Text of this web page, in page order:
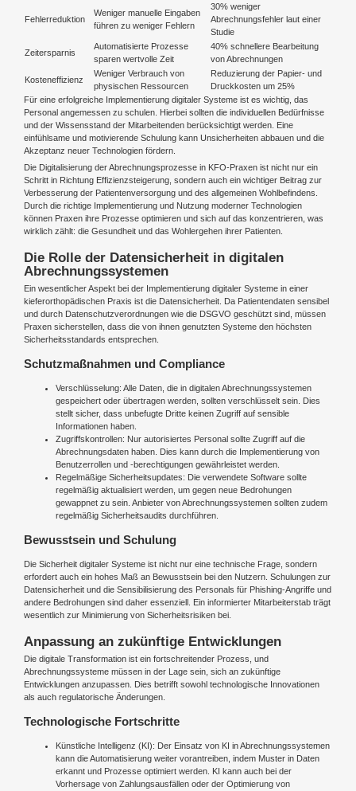
Fehlerreduktion
Weniger manuelle Eingaben
führen zu weniger Fehlern
30% weniger
Abrechnungsfehler laut einer
Studie
Zeitersparnis
Automatisierte Prozesse
sparen wertvolle Zeit
40% schnellere Bearbeitung
von Abrechnungen
Kosteneffizienz
Weniger Verbrauch von
physischen Ressourcen
Reduzierung der Papier- und
Druckkosten um 25%
Für eine erfolgreiche Implementierung digitaler Systeme ist es wichtig, das
Personal angemessen zu schulen. Hierbei sollten die individuellen Bedürfnisse
und der Wissensstand der Mitarbeitenden berücksichtigt werden. Eine
einfühlsame und motivierende Schulung kann Unsicherheiten abbauen und die
Akzeptanz neuer Technologien fördern.
Die Digitalisierung der Abrechnungsprozesse in KFO-Praxen ist nicht nur ein
Schritt in Richtung Effizienzsteigerung, sondern auch ein wichtiger Beitrag zur
Verbesserung der Patientenversorgung und des allgemeinen Wohlbefindens.
Durch die richtige Implementierung und Nutzung moderner Technologien
können Praxen ihre Prozesse optimieren und sich auf das konzentrieren, was
wirklich zählt: die Gesundheit und das Wohlergehen ihrer Patienten.
Die Rolle der Datensicherheit in digitalen
Abrechnungssystemen
Ein wesentlicher Aspekt bei der Implementierung digitaler Systeme in einer
kieferorthopädischen Praxis ist die Datensicherheit. Da Patientendaten sensibel
und durch Datenschutzverordnungen wie die DSGVO geschützt sind, müssen
Praxen sicherstellen, dass die von ihnen genutzten Systeme den höchsten
Sicherheitsstandards entsprechen.
Schutzmaßnahmen und Compliance
Verschlüsselung: Alle Daten, die in digitalen Abrechnungssystemen
gespeichert oder übertragen werden, sollten verschlüsselt sein. Dies
stellt sicher, dass unbefugte Dritte keinen Zugriff auf sensible
Informationen haben.
Zugriffskontrollen: Nur autorisiertes Personal sollte Zugriff auf die
Abrechnungsdaten haben. Dies kann durch die Implementierung von
Benutzerrollen und -berechtigungen gewährleistet werden.
Regelmäßige Sicherheitsupdates: Die verwendete Software sollte
regelmäßig aktualisiert werden, um gegen neue Bedrohungen
gewappnet zu sein. Anbieter von Abrechnungssystemen sollten zudem
regelmäßig Sicherheitsaudits durchführen.
Bewusstsein und Schulung
Die Sicherheit digitaler Systeme ist nicht nur eine technische Frage, sondern
erfordert auch ein hohes Maß an Bewusstsein bei den Nutzern. Schulungen zur
Datensicherheit und die Sensibilisierung des Personals für Phishing-Angriffe und
andere Bedrohungen sind daher essenziell. Ein informierter Mitarbeiterstab trägt
wesentlich zur Minimierung von Sicherheitsrisiken bei.
Anpassung an zukünftige Entwicklungen
Die digitale Transformation ist ein fortschreitender Prozess, und
Abrechnungssysteme müssen in der Lage sein, sich an zukünftige
Entwicklungen anzupassen. Dies betrifft sowohl technologische Innovationen
als auch regulatorische Änderungen.
Technologische Fortschritte
Künstliche Intelligenz (KI): Der Einsatz von KI in Abrechnungssystemen
kann die Automatisierung weiter vorantreiben, indem Muster in Daten
erkannt und Prozesse optimiert werden. KI kann auch bei der
Vorhersage von Zahlungsausfällen oder der Optimierung von